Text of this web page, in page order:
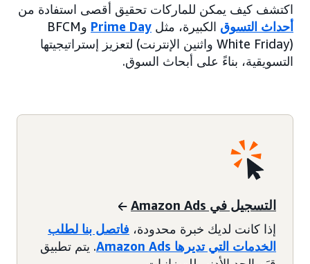
اكتشف كيف يمكن للماركات تحقيق أقصى استفادة من
أحداث التسوق الكبيرة، مثل Prime Day
وBFCM
(White Friday واثنين الإنترنت) لتعزيز إستراتيجيتها
التسويقية، بناءً على أبحاث السوق.
التسجيل في Amazon Ads
إذا كانت لديك خبرة محدودة، فاتصل بنا لطلب
الخدمات التي تديرها Amazon Ads
. يتم تطبيق